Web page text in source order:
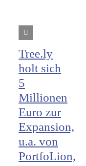
Tree.ly
holt sich
5
Millionen
Euro zur
Expansion,
u.a. von
PortfoLion,